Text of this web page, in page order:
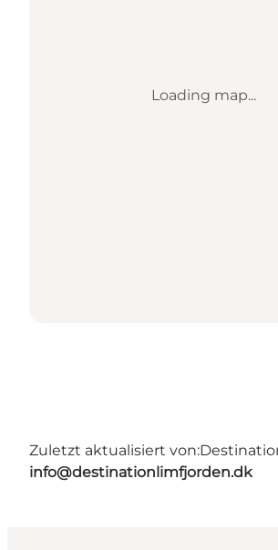
Loading map...
Zuletzt aktualisiert von:
info@destinationlimfjorden.dk